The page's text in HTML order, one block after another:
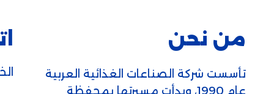
من نحن
تأسست شركة الصناعات الغذائية العربية
عام 1990، وبدأت مسيرتها بمحفظة